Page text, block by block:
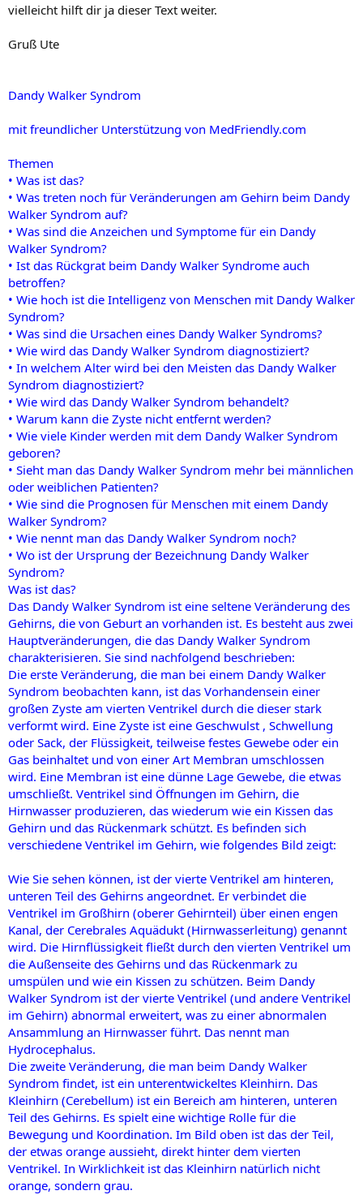
vielleicht hilft dir ja dieser Text weiter.
Gruß Ute
Dandy Walker Syndrom
mit freundlicher Unterstützung von MedFriendly.com
Themen
• Was ist das?
• Was treten noch für Veränderungen am Gehirn beim Dandy
Walker Syndrom auf?
• Was sind die Anzeichen und Symptome für ein Dandy
Walker Syndrom?
• Ist das Rückgrat beim Dandy Walker Syndrome auch
betroffen?
• Wie hoch ist die Intelligenz von Menschen mit Dandy Walker
Syndrom?
• Was sind die Ursachen eines Dandy Walker Syndroms?
• Wie wird das Dandy Walker Syndrom diagnostiziert?
• In welchem Alter wird bei den Meisten das Dandy Walker
Syndrom diagnostiziert?
• Wie wird das Dandy Walker Syndrom behandelt?
• Warum kann die Zyste nicht entfernt werden?
• Wie viele Kinder werden mit dem Dandy Walker Syndrom
geboren?
• Sieht man das Dandy Walker Syndrom mehr bei männlichen
oder weiblichen Patienten?
• Wie sind die Prognosen für Menschen mit einem Dandy
Walker Syndrom?
• Wie nennt man das Dandy Walker Syndrom noch?
• Wo ist der Ursprung der Bezeichnung Dandy Walker
Syndrom?
Was ist das?
Das Dandy Walker Syndrom ist eine seltene Veränderung des
Gehirns, die von Geburt an vorhanden ist. Es besteht aus zwei
Hauptveränderungen, die das Dandy Walker Syndrom
charakterisieren. Sie sind nachfolgend beschrieben:
Die erste Veränderung, die man bei einem Dandy Walker
Syndrom beobachten kann, ist das Vorhandensein einer
großen Zyste am vierten Ventrikel durch die dieser stark
verformt wird. Eine Zyste ist eine Geschwulst , Schwellung
oder Sack, der Flüssigkeit, teilweise festes Gewebe oder ein
Gas beinhaltet und von einer Art Membran umschlossen
wird. Eine Membran ist eine dünne Lage Gewebe, die etwas
umschließt. Ventrikel sind Öffnungen im Gehirn, die
Hirnwasser produzieren, das wiederum wie ein Kissen das
Gehirn und das Rückenmark schützt. Es befinden sich
verschiedene Ventrikel im Gehirn, wie folgendes Bild zeigt:
Wie Sie sehen können, ist der vierte Ventrikel am hinteren,
unteren Teil des Gehirns angeordnet. Er verbindet die
Ventrikel im Großhirn (oberer Gehirnteil) über einen engen
Kanal, der Cerebrales Aquädukt (Hirnwasserleitung) genannt
wird. Die Hirnflüssigkeit fließt durch den vierten Ventrikel um
die Außenseite des Gehirns und das Rückenmark zu
umspülen und wie ein Kissen zu schützen. Beim Dandy
Walker Syndrom ist der vierte Ventrikel (und andere Ventrikel
im Gehirn) abnormal erweitert, was zu einer abnormalen
Ansammlung an Hirnwasser führt. Das nennt man
Hydrocephalus.
Die zweite Veränderung, die man beim Dandy Walker
Syndrom findet, ist ein unterentwickeltes Kleinhirn. Das
Kleinhirn (Cerebellum) ist ein Bereich am hinteren, unteren
Teil des Gehirns. Es spielt eine wichtige Rolle für die
Bewegung und Koordination. Im Bild oben ist das der Teil,
der etwas orange aussieht, direkt hinter dem vierten
Ventrikel. In Wirklichkeit ist das Kleinhirn natürlich nicht
orange, sondern grau.